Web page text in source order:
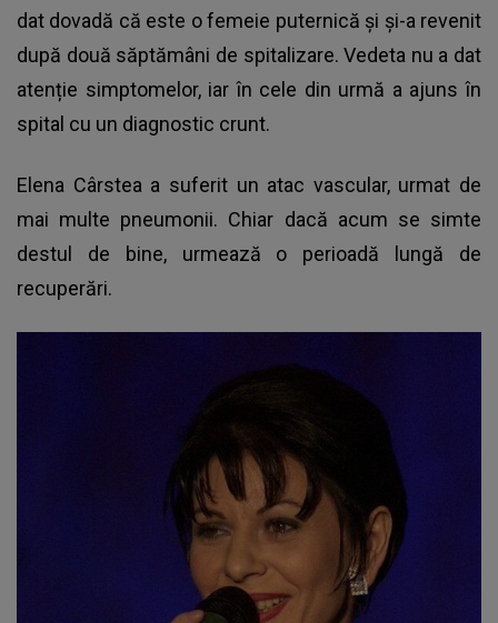
dat dovadă că este o femeie puternică și și-a revenit
după două săptămâni de spitalizare. Vedeta nu a dat
atenție simptomelor, iar în cele din urmă a ajuns în
spital cu un diagnostic crunt.
Elena Cârstea a suferit un atac vascular, urmat de
mai multe pneumonii. Chiar dacă acum se simte
destul de bine, urmează o perioadă lungă de
recuperări.